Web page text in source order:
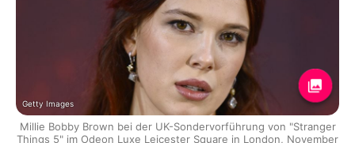
Getty Images
Millie Bobby Brown bei der UK-Sondervorführung von "Stranger
Things 5" im Odeon Luxe Leicester Square in London, November